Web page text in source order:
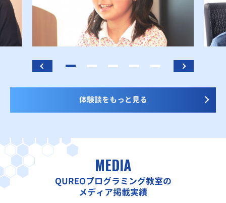
体験談をもっと見る
MEDIA
QUREOプログラミング教室の
メディア掲載実績